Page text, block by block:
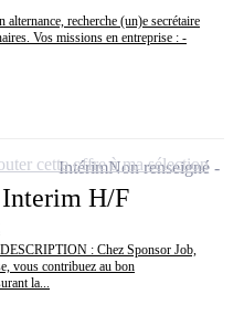
recherche (un)e secrétaire
Vos missions en entreprise : -
H/F
: Chez Sponsor Job,
vous contribuez au bon
la...
IntérimNon renseigné
cette offre à ma sélection